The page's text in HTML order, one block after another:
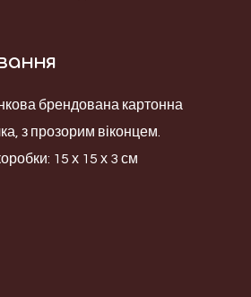
брендована картонна
з прозорим віконцем.
15 х 15 х 3 см